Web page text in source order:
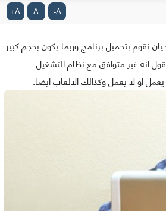
A
-
A
A
+
بتحميل برنامج وربما يكون بحجم كبير
انه غير متوافق مع نظام التشغيل
او لا يعمل وكذالك الالعاب ايضا.